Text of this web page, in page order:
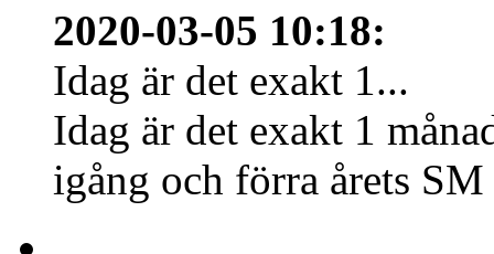
2020-03-05 10:18:
Idag är det exakt 1...
Idag är det exakt 1
igång och förra årets